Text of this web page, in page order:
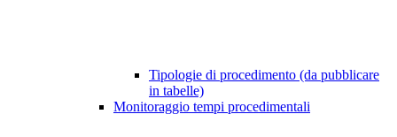
Tipologie di procedimento (da pubblicare
in tabelle)
Monitoraggio tempi procedimentali